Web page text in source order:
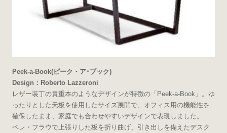
Peek-a-Book(ピーク・ア･ブック)
Design：Roberto Lazzeroni
レザー装丁の貴重本のようなデザインが特徴の「Peek-a-Book」。ゆ
ったりとした天板を使用したサイズ展開で、オフィス用の機能性を
確保したまま、家庭でも合わせやすいデザインで表現しました。
ペレ・フラウで上張りした板を折り曲げ、引き出しを備えたデスク